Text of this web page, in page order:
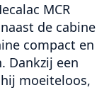
MCR
de cabine
compact en
Dankzij een
moeiteloos,